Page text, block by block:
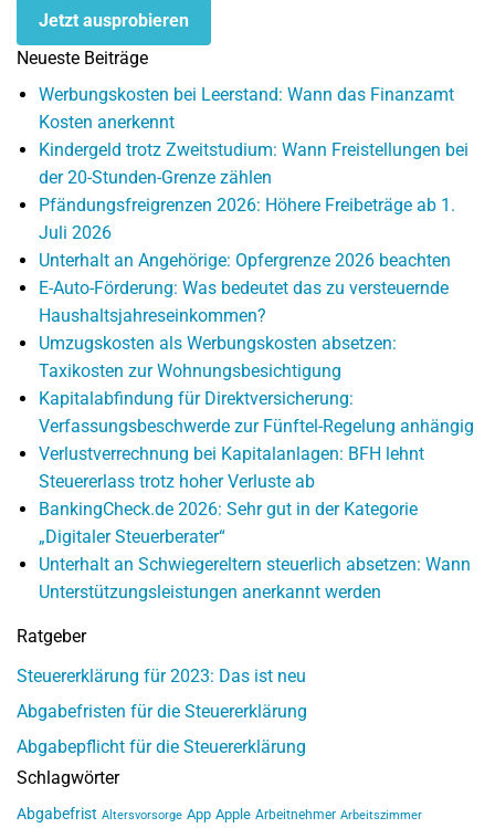
Jetzt ausprobieren
Neueste Beiträge
Werbungskosten bei Leerstand: Wann das Finanzamt
Kosten anerkennt
Kindergeld trotz Zweitstudium: Wann Freistellungen bei
der 20-Stunden-Grenze zählen
Pfändungsfreigrenzen 2026: Höhere Freibeträge ab 1.
Juli 2026
Unterhalt an Angehörige: Opfergrenze 2026 beachten
E-Auto-Förderung: Was bedeutet das zu versteuernde
Haushaltsjahreseinkommen?
Umzugskosten als Werbungskosten absetzen:
Taxikosten zur Wohnungsbesichtigung
Kapitalabfindung für Direktversicherung:
Verfassungsbeschwerde zur Fünftel-Regelung anhängig
Verlustverrechnung bei Kapitalanlagen: BFH lehnt
Steuererlass trotz hoher Verluste ab
BankingCheck.de 2026: Sehr gut in der Kategorie
„Digitaler Steuerberater“
Unterhalt an Schwiegereltern steuerlich absetzen: Wann
Unterstützungsleistungen anerkannt werden
Ratgeber
Steuererklärung für 2023: Das ist neu
Abgabefristen für die Steuererklärung
Abgabepflicht für die Steuererklärung
Schlagwörter
Abgabefrist Altersvorsorge App Apple Arbeitnehmer Arbeitszimmer